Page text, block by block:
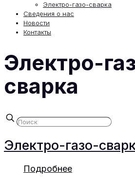
Электро-газо-сварка
Сведения о нас
Новости
Контакты
Электро-
сварка
Электро-газо-
Подробнее